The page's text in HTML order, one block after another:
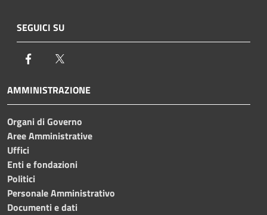
SEGUICI SU
Facebook
AMMINISTRAZIONE
Organi di Governo
Aree Amministrative
Uffici
Enti e fondazioni
Politici
Personale Amministrativo
Documenti e dati